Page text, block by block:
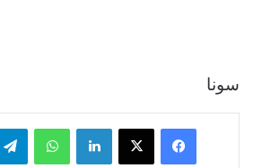
سونا
فيسبوك ‫X لينكدإن واتساب